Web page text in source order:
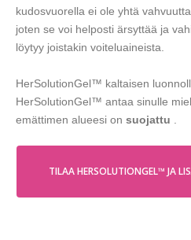
kudosvuorella ei ole yhtä
joten se voi helposti ärsyttää ja
löytyy joistakin voiteluaineista.
HerSolutionGel™ kaltaisen
HerSolutionGel™ antaa sinulle
emättimen alueesi on suojattu
TILAA HERSOLUTIONGEL™ JA